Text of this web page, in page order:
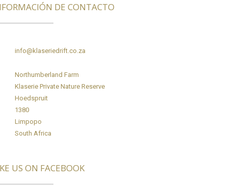
DE CONTACTO
info@klaseriedrift.co.za
Northumberland Farm
Klaserie Private Nature Reserve
Hoedspruit
1380
Limpopo
South Africa
US ON FACEBOOK